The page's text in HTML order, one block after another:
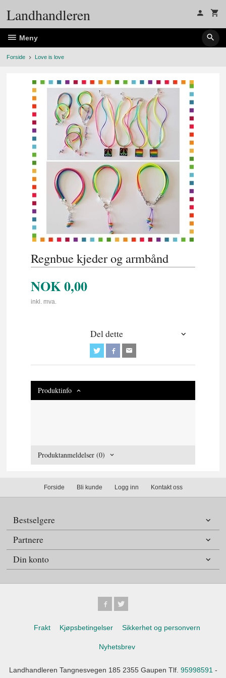
Landhandleren
Meny
Forside Love is love
Regnbue kjeder og armbånd
NOK0,00
inkl. mva.
Del dette
Produktinfo
Produktanmeldelser (0)
Forside Bli kunde Logg inn Kontakt oss
Bestselgere
Partnere
Din konto
Frakt Kjøpsbetingelser Sikkerhet og personvern
Nyhetsbrev
Landhandleren Tangnesvegen 185 2355 Gaupen Tlf. 95998591-